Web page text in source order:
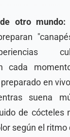
otro mundo:
cada
en
suena
de cócteles
según el ritmo